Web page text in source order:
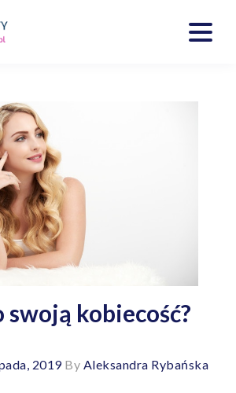
swoją kobiecość?
2019By Aleksandra Rybańska